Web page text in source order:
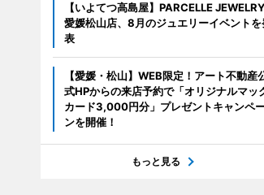
【いよてつ高島屋】PARCELLE JEWELRY
愛媛松山店、8月のジュエリーイベントを
表
【愛媛・松山】WEB限定！アート不動産
式HPからの来店予約で「オリジナルマッ
カード3,000円分」プレゼントキャンペ
ンを開催！
もっと見る